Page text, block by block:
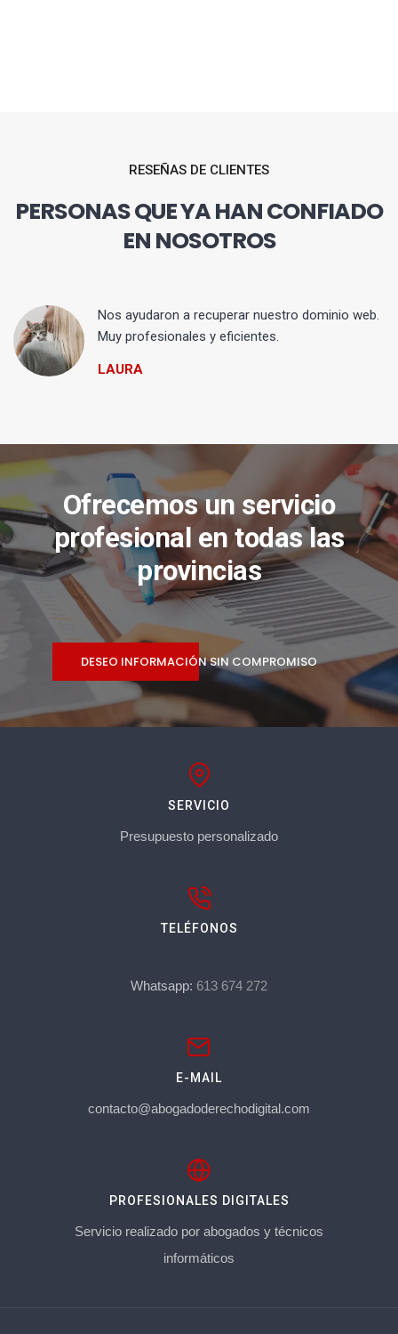
RESEÑAS DE CLIENTES
PERSONAS QUE YA HAN CONFIADO
EN NOSOTROS
Nos ayudaron a recuperar nuestro dominio web.
Muy profesionales y eficientes.
LAURA
Ofrecemos un servicio
profesional en todas las
provincias
DESEO INFORMACIÓN SIN COMPROMISO
SERVICIO
Presupuesto personalizado
TELÉFONOS
Whatsapp: 613 674 272
E-MAIL
contacto@abogadoderechodigital.com
PROFESIONALES DIGITALES
Servicio realizado por abogados y técnicos
informáticos